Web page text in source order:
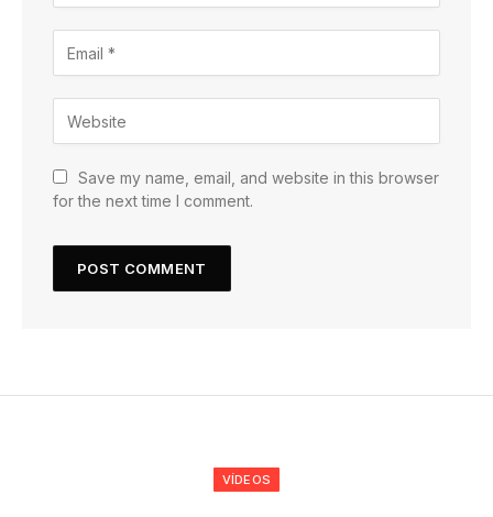
Save my name, email, and website in this browser
for the next time I comment.
VÍDEOS